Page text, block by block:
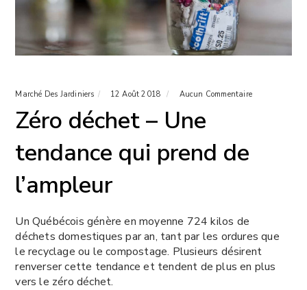
Marché Des Jardiniers 12 Août 2018 Aucun Commentaire
Zéro déchet – Une
tendance qui prend de
l’ampleur
Un Québécois génère en moyenne 724 kilos de
déchets domestiques par an, tant par les ordures que
le recyclage ou le compostage. Plusieurs désirent
renverser cette tendance et tendent de plus en plus
vers le zéro déchet.